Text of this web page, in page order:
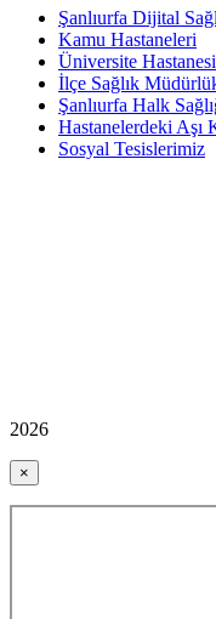
Şanlıurfa Dijital
Kamu Hastaneleri
Üniversite Hastanesi
İlçe Sağlık
Şanlıurfa Halk
Hastanelerdeki Aşı
Sosyal Tesislerimiz
2026
×